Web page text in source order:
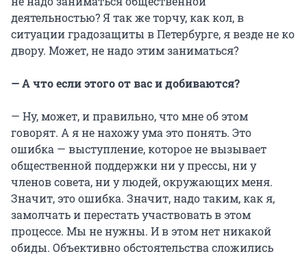
деятельностью? Я так же торчу, как кол, в
ситуации градозащиты в Петербурге, я везде не ко
двору. Может, не надо этим заниматься?
— А что если этого от вас и добиваются?
— Ну, может, и правильно, что мне об этом
говорят. А я не нахожу ума это понять. Это
ошибка — выступление, которое не вызывает
общественной поддержки ни у прессы, ни у
членов совета, ни у людей, окружающих меня.
Значит, это ошибка. Значит, надо таким, как я,
замолчать и перестать участвовать в этом
процессе. Мы не нужны. И в этом нет никакой
обиды. Объективно обстоятельства сложились